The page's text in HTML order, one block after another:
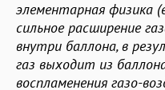
элементарная физика
сильное расширение
внутри баллона, в
газ выходит из
воспламенения газо-